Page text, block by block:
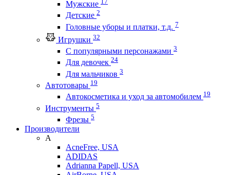
Мужские
Детские 2
Головные уборы и платки, т.д. 7
Игрушки 32
С популярными персонажами 3
Для девочек 24
Для мальчиков 3
Автотовары 19
Автокосметика и уход за автомобилем 19
Инструменты 5
Фрезы 5
Производители
A
AcneFree, USA
ADIDAS
Adrianna Papell, USA